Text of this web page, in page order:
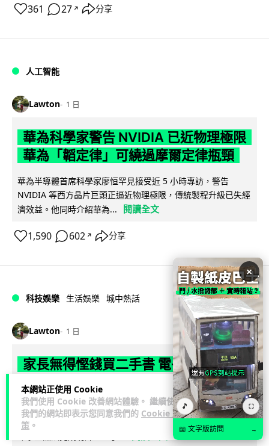
本網站正使用 Cookie
我們使用 Cookie 改善網站體驗。 繼續使用
我們的網站即表示您同意我們的 Cookie 政
策 。
361 27 ↗ 分享
人工智能
Lawton 1 日
華為科學家警告 NVIDIA 已近物理極限
華為「韜定律」可繞過摩爾定律瓶頸
華為半導體首席科學家廖恒罕見接受近 5 小時專訪，警告
NVIDIA 等西方晶片巨頭正逼近物理極限，傳統製程升級已失經
濟效益。他同時介紹華為...
閱讀全文
1,590 602 ↗ 分享
科技娛樂 生活娛樂 城中熱話
Lawton 1 日
家長無得慳錢買二手書 電子啟動碼鎖死
二手教科書 學生無法做功課
社福界立法會議員陳文宜指，一間中學書單價錢按年加 14.7%
遠超通漲，令家長難以負擔。而且電子教材啟動碼這項設計，
×
🎵 ⛶
📖 文字版訪問 →